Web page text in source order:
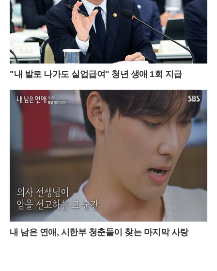
"내 발로 나가도 실업급여" 청년 생애 1회 지급
내 남은 연애, 시한부 청춘들이 찾는 마지막 사랑